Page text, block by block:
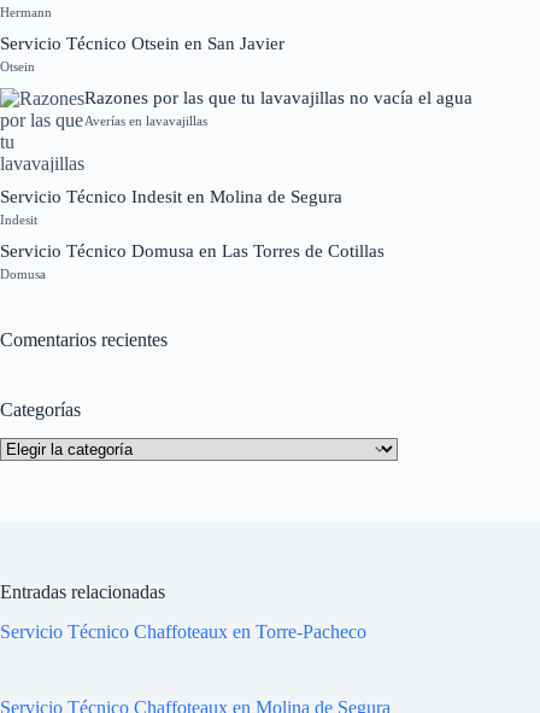
Hermann
Servicio Técnico Otsein en San Javier
Otsein
Razones por las que tu lavavajillas no vacía el agua
Averías en lavavajillas
Servicio Técnico Indesit en Molina de Segura
Indesit
Servicio Técnico Domusa en Las Torres de Cotillas
Domusa
Comentarios recientes
Categorías
Categorías
Entradas relacionadas
Servicio Técnico Chaffoteaux en Torre-Pacheco
Servicio Técnico Chaffoteaux en Molina de Segura